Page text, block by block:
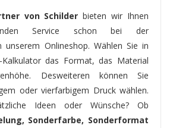
von Schilderbieten wir Ihnen
Service schon bei der
unserem Onlineshop. Wählen Sie in
Kalkulator das Format, das Material
Desweiteren können Sie
oder vierfarbigem Druck wählen.
Ideen oder Wünsche? Ob
Sonderfarbe, Sonderformat